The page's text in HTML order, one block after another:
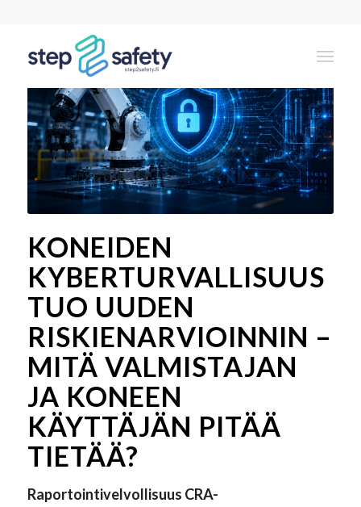
KONEIDEN
KYBERTURVALLISUUS
TUO UUDEN
RISKIENARVIOINNIN –
MITÄ VALMISTAJAN
JA KONEEN
KÄYTTÄJÄN PITÄÄ
TIETÄÄ?
Raportointivelvollisuus CRA-